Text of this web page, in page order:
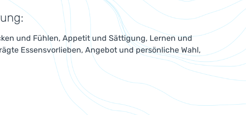
und Fühlen, Appetit und Sättigung, Lernen und
Essensvorlieben, Angebot und persönliche Wahl,